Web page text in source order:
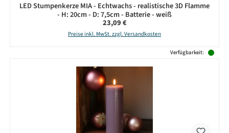
LED Stumpenkerze MIA - Echtwachs - realistische 3D Flamme
- H: 20cm - D: 7,5cm - Batterie - weiß
Regulärer Preis:
23,09 €
Preise inkl. MwSt. zzgl. Versandkosten
Verfügbarkeit: